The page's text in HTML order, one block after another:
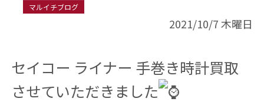
マルイチブログ
2021/10/7 木曜日
セイコー ライナー 手巻き時計買取
させていただきました